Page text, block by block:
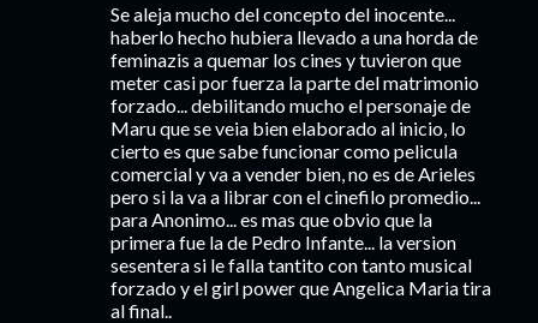
Se aleja mucho del concepto del inocente...
haberlo hecho hubiera llevado a una horda de
feminazis a quemar los cines y tuvieron que
meter casi por fuerza la parte del matrimonio
forzado... debilitando mucho el personaje de
Maru que se veia bien elaborado al inicio, lo
cierto es que sabe funcionar como pelicula
comercial y va a vender bien, no es de Arieles
pero si la va a librar con el cinefilo promedio...
para Anonimo... es mas que obvio que la
primera fue la de Pedro Infante... la version
sesentera si le falla tantito con tanto musical
forzado y el girl power que Angelica Maria tira
al final..